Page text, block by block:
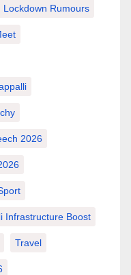
Lockdown Rumours
2026
Infrastructure Boost
Travel